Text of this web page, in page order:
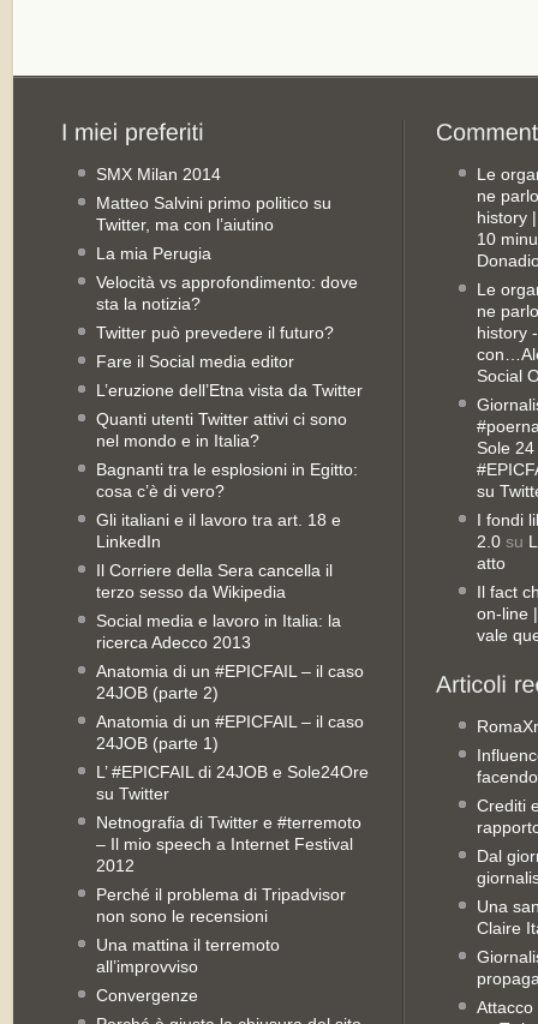
SMX Milan 2014
Matteo Salvini primo politico su
Twitter, ma con l’aiutino
La mia Perugia
Velocità vs approfondimento: dove
sta la notizia?
Twitter può prevedere il futuro?
Fare il Social media editor
L’eruzione dell’Etna vista da Twitter
Quanti utenti Twitter attivi ci sono
nel mondo e in Italia?
Bagnanti tra le esplosioni in Egitto:
cosa c’è di vero?
Gli italiani e il lavoro tra art. 18 e
LinkedIn
Il Corriere della Sera cancella il
terzo sesso da Wikipedia
Social media e lavoro in Italia: la
ricerca Adecco 2013
Anatomia di un #EPICFAIL – il caso
24JOB (parte 2)
Anatomia di un #EPICFAIL – il caso
24JOB (parte 1)
L’ #EPICFAIL di 24JOB e Sole24Ore
su Twitter
Netnografia di Twitter e #terremoto
– Il mio speech a Internet Festival
2012
Perché il problema di Tripadvisor
non sono le recensioni
Una mattina il terremoto
all’improvviso
Convergenze
Le
ne
history
10
Le
ne
history
Social
Sole
su
I fondi
2.0 su
atto
Il fact
on-line
vale
Crediti
Dal
Una
Claire
Attacco